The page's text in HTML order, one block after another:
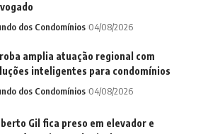
dos Condomínios 04/08/2026
amplia atuação regional com
inteligentes para condomínios
dos Condomínios 04/08/2026
Gil fica preso em elevador e